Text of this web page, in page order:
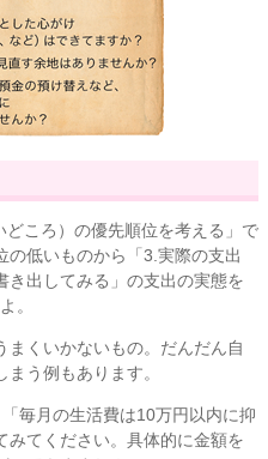
ころ）の優先順位を考える」で
の低いものから「3.実際の支出
き出してみる」の支出の実態を
。
くいかないもの。だんだん自
う例もあります。
毎月の生活費は10万円以内に抑
みてください。具体的に金額を